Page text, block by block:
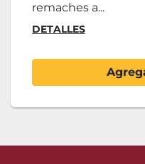
remaches a...
DETALLES